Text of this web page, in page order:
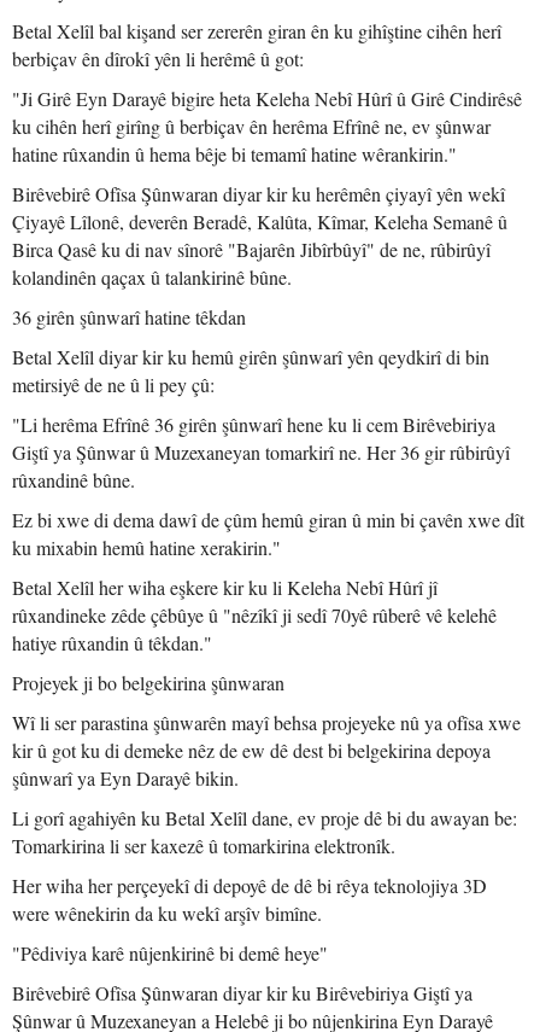
Betal Xelîl bal kişand ser zererên giran ên ku gihîştine cihên herî
berbiçav ên dîrokî yên li herêmê û got:
"Ji Girê Eyn Darayê bigire heta Keleha Nebî Hûrî û Girê Cindirêsê
ku cihên herî girîng û berbiçav ên herêma Efrînê ne, ev şûnwar
hatine rûxandin û hema bêje bi temamî hatine wêrankirin."
Birêvebirê Ofîsa Şûnwaran diyar kir ku herêmên çiyayî yên wekî
Çiyayê Lîlonê, deverên Beradê, Kalûta, Kîmar, Keleha Semanê û
Birca Qasê ku di nav sînorê "Bajarên Jibîrbûyî" de ne, rûbirûyî
kolandinên qaçax û talankirinê bûne.
36 girên şûnwarî hatine têkdan
Betal Xelîl diyar kir ku hemû girên şûnwarî yên qeydkirî di bin
metirsiyê de ne û li pey çû:
"Li herêma Efrînê 36 girên şûnwarî hene ku li cem Birêvebiriya
Giştî ya Şûnwar û Muzexaneyan tomarkirî ne. Her 36 gir rûbirûyî
rûxandinê bûne.
Ez bi xwe di dema dawî de çûm hemû giran û min bi çavên xwe dît
ku mixabin hemû hatine xerakirin."
Betal Xelîl her wiha eşkere kir ku li Keleha Nebî Hûrî jî
rûxandineke zêde çêbûye û "nêzîkî ji sedî 70yê rûberê vê kelehê
hatiye rûxandin û têkdan."
Projeyek ji bo belgekirina şûnwaran
Wî li ser parastina şûnwarên mayî behsa projeyeke nû ya ofîsa xwe
kir û got ku di demeke nêz de ew dê dest bi belgekirina depoya
şûnwarî ya Eyn Darayê bikin.
Li gorî agahiyên ku Betal Xelîl dane, ev proje dê bi du awayan be:
Tomarkirina li ser kaxezê û tomarkirina elektronîk.
Her wiha her perçeyekî di depoyê de dê bi rêya teknolojiya 3D
were wênekirin da ku wekî arşîv bimîne.
"Pêdiviya karê nûjenkirinê bi demê heye"
Birêvebirê Ofîsa Şûnwaran diyar kir ku Birêvebiriya Giştî ya
Şûnwar û Muzexaneyan a Helebê ji bo nûjenkirina Eyn Darayê